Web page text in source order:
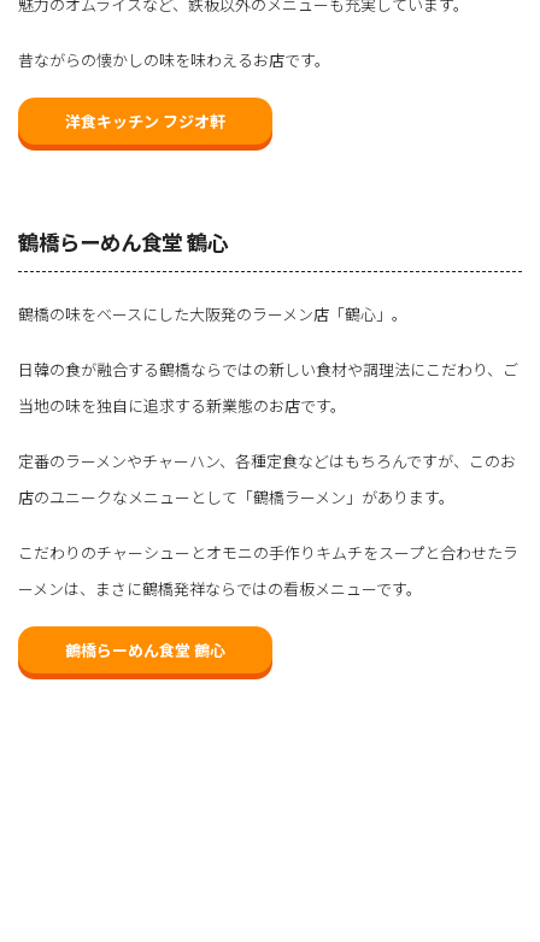
昔ながらの懐かしの味を味わえるお店です。
洋食キッチン フジオ軒
鶴橋らーめん食堂 鶴心
鶴橋の味をベースにした大阪発のラーメン店「鶴心」。
日韓の食が融合する鶴橋ならではの新しい食材や調理法にこだわり、ご
当地の味を独自に追求する新業態のお店です。
定番のラーメンやチャーハン、各種定食などはもちろんですが、このお
店のユニークなメニューとして「鶴橋ラーメン」があります。
こだわりのチャーシューとオモニの手作りキムチをスープと合わせたラ
ーメンは、まさに鶴橋発祥ならではの看板メニューです。
鶴橋らーめん食堂 鶴心